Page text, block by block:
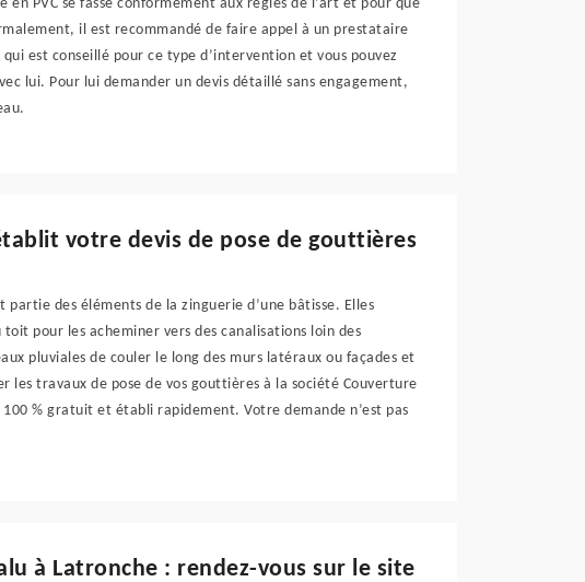
PVC se fasse conformément aux règles de l’art et pour que
il est recommandé de faire appel à un prestataire
est conseillé pour ce type d’intervention et vous pouvez
lui. Pour lui demander un devis détaillé sans engagement,
votre devis de pose de gouttières
des éléments de la zinguerie d’une bâtisse. Elles
pour les acheminer vers des canalisations loin des
pluviales de couler le long des murs latéraux ou façades et
les travaux de pose de vos gouttières à la société Couverture
% gratuit et établi rapidement. Votre demande n’est pas
à Latronche : rendez-vous sur le site